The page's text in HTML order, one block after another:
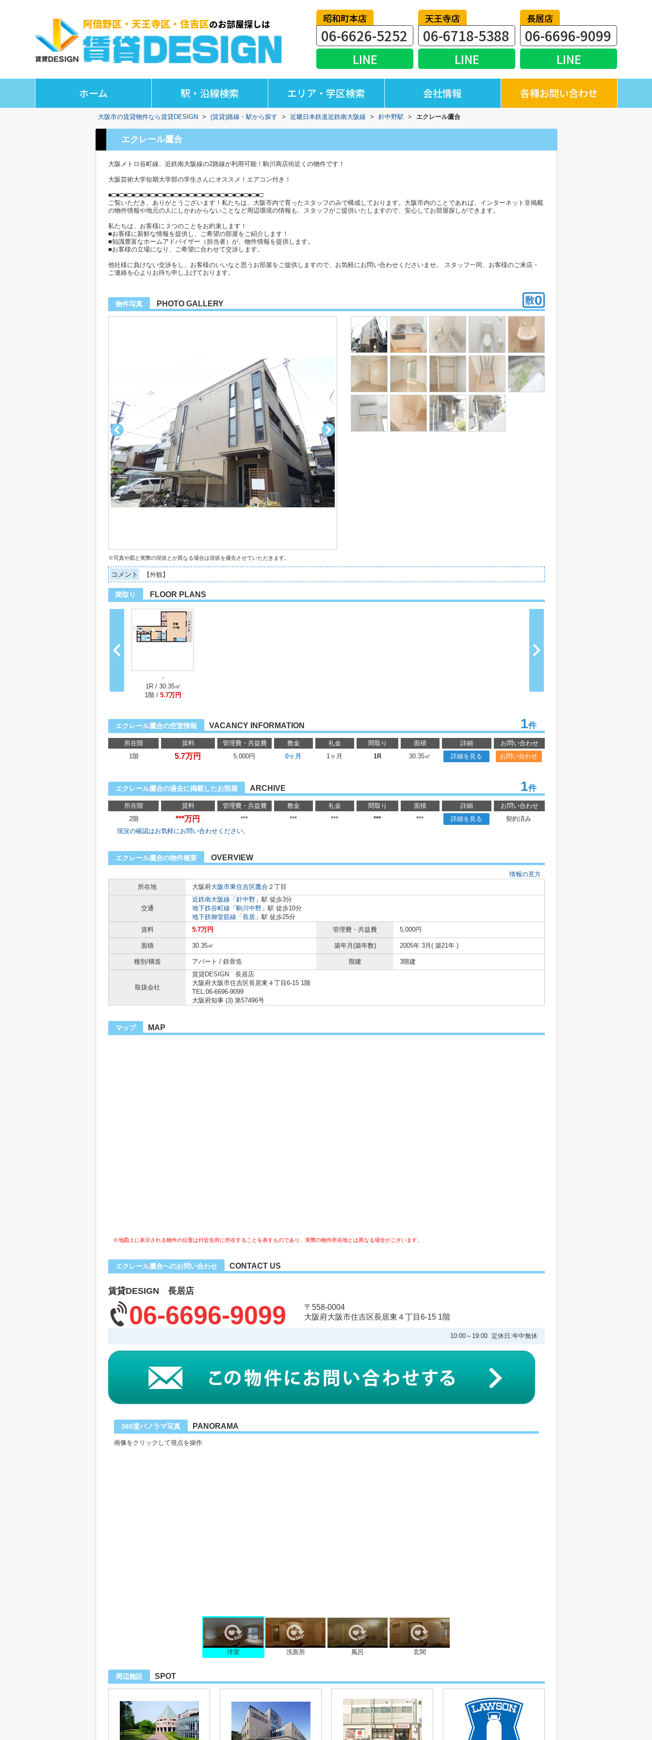
昭和町本店
06-6626-5252
LINE
天王寺店
06-6718-5388
LINE
長居店
06-6696-9099
LINE
ホーム 駅・沿線検索 エリア・学区検索 会社情報 各種お問い合わせ
大阪市の賃貸物件なら賃貸DESIGN > (賃貸)路線・駅から探す > 近畿日本鉄道近鉄南大阪線 > 針中野駅 > エクレール鷹合
エクレール鷹合
大阪メトロ谷町線、近鉄南大阪線の2路線が利用可能！駒川商店街近くの物件です！
大阪芸術大学短期大学部の学生さんにオススメ！エアコン付き！
■□■□■□■□■□■□■□■□■□■□■□■□■□■□■□■□■□■□■□■□
ご覧いただき、ありがとうございます！私たちは、大阪市内で育ったスタッフのみで構成しております。大阪市内のことであれば、インターネット非掲載
の物件情報や地元の人にしかわからないことなど周辺環境の情報も、スタッフがご提供いたしますので、安心してお部屋探しができます。
私たちは、お客様に３つのことをお約束します！
■お客様に新鮮な情報を提供し、ご希望の部屋をご紹介します！
■知識豊富なホームアドバイザー（担当者）が、物件情報を提供します。
■お客様の立場になり、ご希望に合わせて交渉します。
他社様に負けない交渉をし、お客様のいいなと思うお部屋をご提供しますので、お気軽にお問い合わせくださいませ。 スタッフ一同、お客様のご来店・
ご連絡を心よりお待ち申し上げております。
物件写真 PHOTO GALLERY
※写真や図と実際の現状とが異なる場合は現状を優先させていただきます。
コメント 【外観】
間取り FLOOR PLANS
-
1R / 30.35㎡
1階 / 5.7万円
エクレール鷹合の空室情報 VACANCY INFORMATION 1件
所在階 賃料 管理費・共益費 敷金 礼金 間取り 面積 詳細
お問い合わせ
1階
5.7万円 5,000円 0ヶ月 1ヶ月 1R 30.35㎡ 詳細を見る お問い合わせ
エクレール鷹合の過去に掲載したお部屋 ARCHIVE 1件
所在階 賃料 管理費・共益費 敷金 礼金 間取り 面積 詳細
お問い合わせ
2階
***万円 *** *** *** *** *** 詳細を見る
契約済み
現況の確認はお気軽にお問い合わせください。
エクレール鷹合の物件概要 OVERVIEW
情報の見方
所在地
大阪府大阪市東住吉区鷹合 ２丁目
交通
近鉄南大阪線 「 針中野 」駅 徒歩3分
地下鉄谷町線 「駒川中野 」駅 徒歩10分
地下鉄御堂筋線 「 長居 」駅 徒歩25分
賃料
5.7万円 管理費・共益費 5,000円
面積 30.35㎡ 築年月(築年数) 2005年 3月( 築21年 )
種別/構造 アパート / 鉄骨造 階建 3階建
取扱会社
賃貸DESIGN 長居店
大阪府大阪市住吉区長居東４丁目6-15 1階
TEL:06-6696-9099
大阪府知事 (3) 第57496号
マップ MAP
※地図上に表示される物件の位置は付近住所に所在することを表すものであり、実際の物件所在地とは異なる場合がございます。
エクレール鷹合へのお問い合わせ CONTACT US
賃貸DESIGN 長居店
06-6696-9099
〒558-0004
大阪府大阪市住吉区長居東４丁目6-15 1階
10:00～19:00 定休日:年中無休
360度パノラマ写真 PANORAMA
画像をクリックして視点を操作
洋室 洗面所 風呂 玄関
周辺施設 SPOT